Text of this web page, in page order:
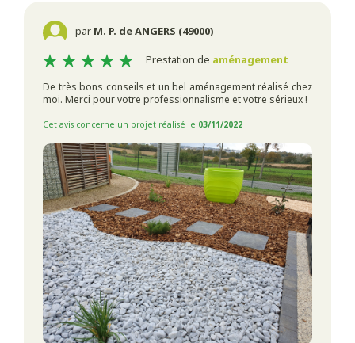
par M. P. de ANGERS (49000)
Prestation de aménagement
De très bons conseils et un bel aménagement réalisé chez
moi. Merci pour votre professionnalisme et votre sérieux !
Cet avis concerne un projet réalisé le 03/11/2022